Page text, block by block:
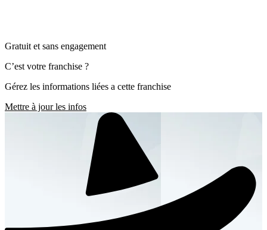
Gratuit et sans engagement
C’est votre franchise ?
Gérez les informations liées a cette franchise
Mettre à jour les infos